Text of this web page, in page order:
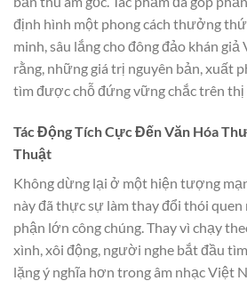
định hình một phong cách thưởng
minh, sâu lắng cho đông đảo khán
rằng, những giá trị nguyên bản, xuất
tìm được chỗ đứng vững chắc trên
Tác Động Tích Cực Đến Văn Hóa
Thuật
Không dừng lại ở một hiện tượng
này đã thực sự làm thay đổi thói quen
phận lớn công chúng. Thay vì chạy
xình, xôi động, người nghe bắt đầu
lặng ý nghĩa hơn trong âm nhạc Việt